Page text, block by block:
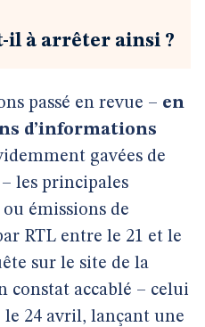
il à arrêter ainsi ?
passé en revue – en
d’informations
gavées de
les principales
émissions de
RTL entre le 21 et le
sur le site de la
constat accablé – celui
24 avril, lançant une